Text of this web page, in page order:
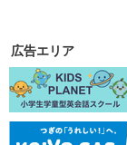
広告エリア